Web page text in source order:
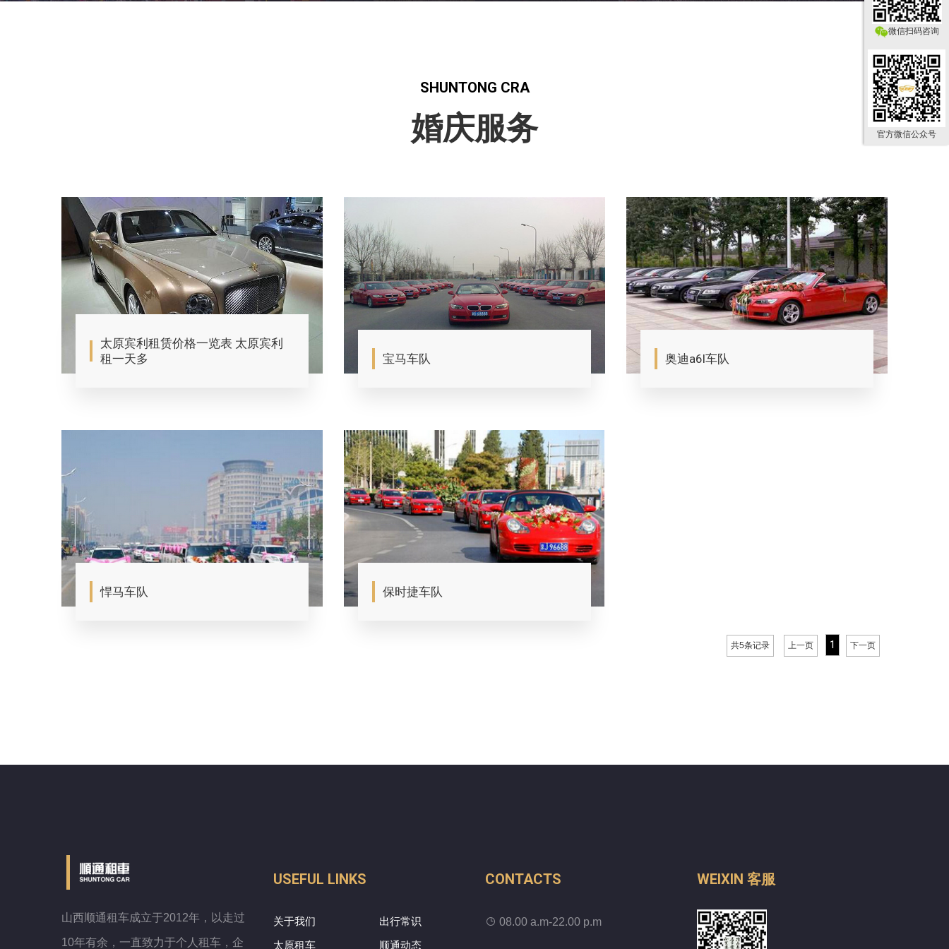
SHUNTONG CRA
婚庆服务
太原宾利租赁价格一览表 太原宾利
租一天多
宝马车队 奥迪a6l车队
悍马车队 保时捷车队
共5条记录 上一页 1 下一页
山西顺通租车成立于2012年，以走过
10年有余，一直致力于个人租车，企
USEFUL LINKS
关于我们
太原租车
出行常识
顺通动态
CONTACTS
08.00 a.m-22.00 p.m
WEIXIN 客服
微信扫码咨询
官方微信公众号